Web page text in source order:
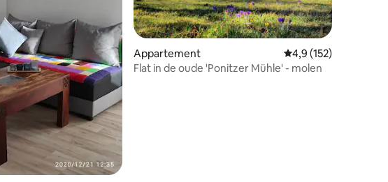
5 op 5, 27 recensies Appartement Gemiddelde
4,9 (152)
Flat in de oude 'Ponitzer Mühle' - molen